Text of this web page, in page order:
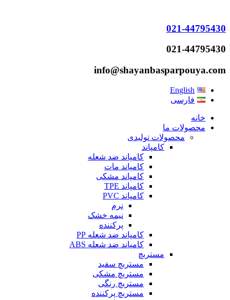
021-44795430
021-44795430
info@shayanbasparpouya.com
English
فارسی
خانه
محصولات ما
محصولات تولیدی
کامپاند
کامپاند ضد شعله
کامپاند مات
کامپاند مشکی
کامپاند TPE
کامپاند PVC
نرم
نیمه خشک
پرکننده
کامپاند ضد شعله PP
کامپاند ضد شعله ABS
مستربچ
مستربچ‌ سفید
مستربچ مشکی
مستربچ رنگی
مستربچ پرکننده